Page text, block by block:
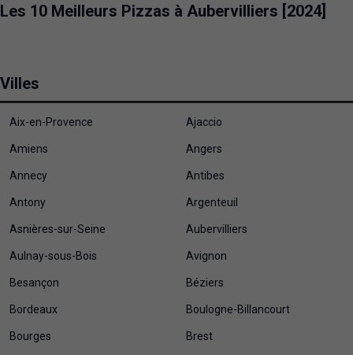
Les 10 Meilleurs Pizzas à Aubervilliers [2024]
Villes
Aix-en-Provence Ajaccio
Amiens Angers
Annecy Antibes
Antony Argenteuil
Asnières-sur-Seine Aubervilliers
Aulnay-sous-Bois Avignon
Besançon Béziers
Bordeaux Boulogne-Billancourt
Bourges Brest